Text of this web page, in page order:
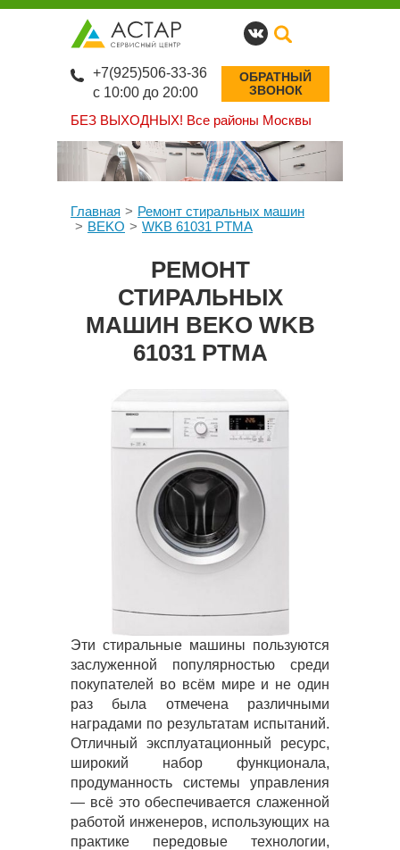
БЕЗ ВЫХОДНЫХ! Все районы Москвы
+7(925)506-33-36
с 10:00 до 20:00
ОБРАТНЫЙ
ЗВОНОК
Главная
Ремонт стиральных машин
BEKO
WKB 61031 PTMA
РЕМОНТ
СТИРАЛЬНЫХ
МАШИН BEKO WKB
61031 PTMA
Эти стиральные машины пользуются
заслуженной популярностью среди
покупателей во всём мире и не один
раз была отмечена различными
наградами по результатам испытаний.
Отличный эксплуатационный ресурс,
широкий набор функционала,
продуманность системы управления
— всё это обеспечивается слаженной
работой инженеров, использующих на
практике передовые технологии,